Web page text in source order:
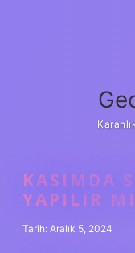
KASIMDA
YAPILIR MI
Tarih: Aralık 5, 2024